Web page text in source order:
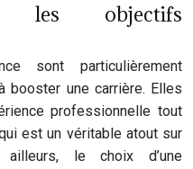
les objectifs
sont particulièrement
booster une carrière. Elles
professionnelle tout
est un véritable atout sur
le choix d’une